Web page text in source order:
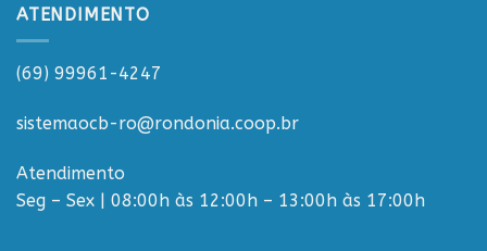
ATENDIMENTO
(69) 99961-4247
sistemaocb-ro@rondonia.coop.br
Atendimento
Seg – Sex | 08:00h às 12:00h – 13:00h às 17:00h